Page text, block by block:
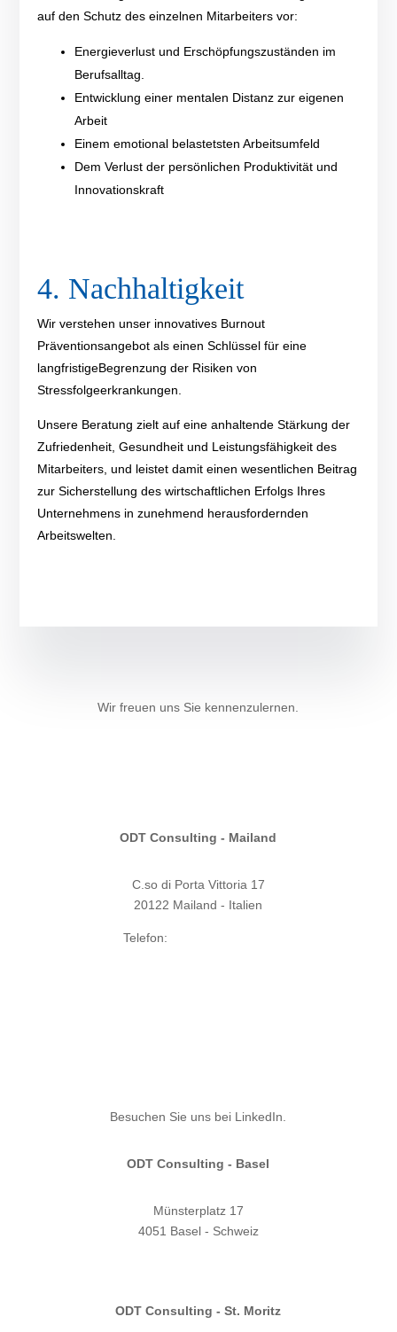
auf den Schutz des einzelnen Mitarbeiters vor:
Energieverlust und Erschöpfungszuständen im
Berufsalltag.
Entwicklung einer mentalen Distanz zur eigenen
Arbeit
Einem emotional belastetsten Arbeitsumfeld
DemVerlust der persönlichen Produktivität und
Innovationskraft
4. Nachhaltigkeit
Wir verstehen unser innovatives Burnout
Präventionsangebot als einen Schlüssel für eine
langfristigeBegrenzung der Risiken von
Stressfolgeerkrankungen
Unsere Beratung zielt auf eine anhaltende Stärkung der
Zufriedenheit , Gesundheit und Leistungsfähigkeit des
Mitarbeiters , und leistet damit einen wesentlichen Beitrag
zur Sicherstellung des wirtschaftlichen Erfolgs Ihres
Unternehmens in zunehmend herausfordernden
Arbeitswelten.
Wir freuen uns Sie kennenzulernen.
ODT Consulting - Mailand
C.so di Porta Vittoria 17
20122 Mailand - Italien
Telefon:
Besuchen Sie uns bei LinkedIn.
ODT Consulting - Basel
Münsterplatz 17
4051 Basel - Schweiz
ODT Consulting - St. Moritz